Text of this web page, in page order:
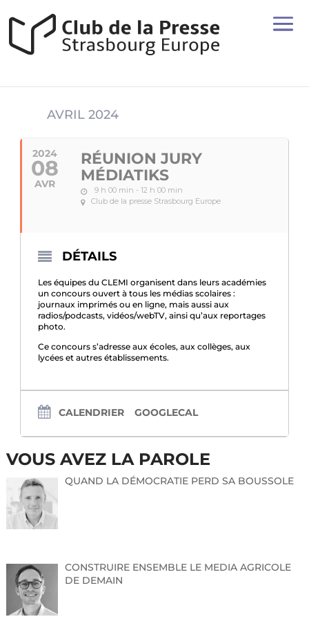
AVRIL 2024
2024
08
AVR
RÉUNION JURY
MÉDIATIKS
9 h 00 min - 12 h 00 min
Club de la presse Strasbourg Europe
DÉTAILS
Les équipes du CLEMI organisent dans leurs académies
un concours ouvert à tous les médias scolaires :
journaux imprimés ou en ligne, mais aussi aux
radios/podcasts, vidéos/webTV, ainsi qu’aux reportages
photo.
Ce concours s’adresse aux écoles, aux collèges, aux
lycées et autres établissements.
CALENDRIER GOOGLECAL
VOUS AVEZ LA PAROLE
QUAND LA DÉMOCRATIE PERD SA BOUSSOLE
CONSTRUIRE ENSEMBLE LE MEDIA AGRICOLE
DE DEMAIN